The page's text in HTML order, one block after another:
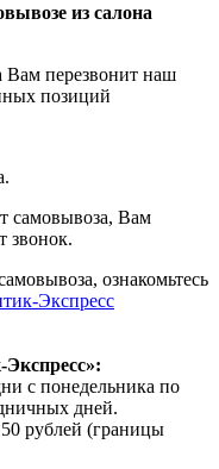
из салона
Вам перезвонит наш
позиций
самовывоза, Вам
звонок.
ознакомьтесь
Экспресс
Экспресс»:
с понедельника по
дней.
рублей (границы